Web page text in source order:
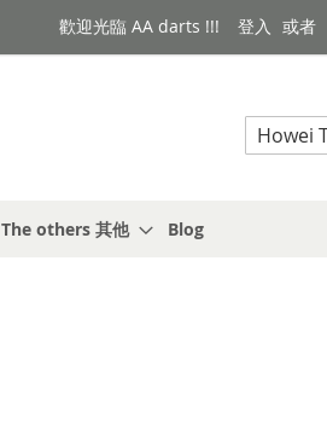
歡迎光臨 AA darts !!! 登入
搜索
The others 其他 Blog